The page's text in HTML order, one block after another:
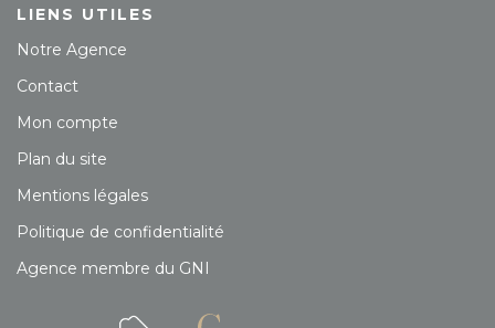
LIENS UTILES
Notre Agence
Contact
Mon compte
Plan du site
Mentions légales
Politique de confidentialité
Agence membre du GNI